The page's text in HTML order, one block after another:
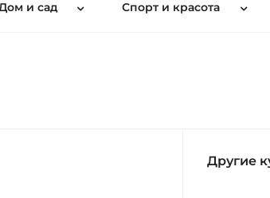
и сад Спорт и красота
Другие